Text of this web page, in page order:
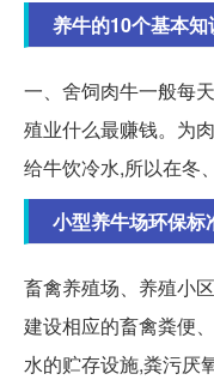
养牛的10个基本知
一、舍饲肉牛一般每
殖业什么最赚钱。为
给牛饮冷水,所以在冬
小型养牛场环保标
畜禽养殖场、养殖小
建设相应的畜禽粪便
水的贮存设施,粪污厌